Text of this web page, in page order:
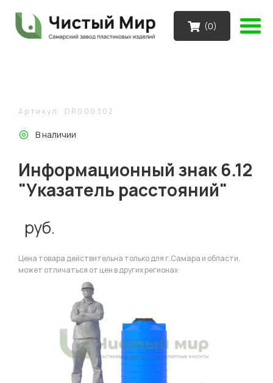
(0)
Артикул: DR000302
В наличии
Информационный знак 6.12
"Указатель расстояний"
руб.
Цена товара действительна только для г.Самара и области,
может отличаться от цен в других регионах